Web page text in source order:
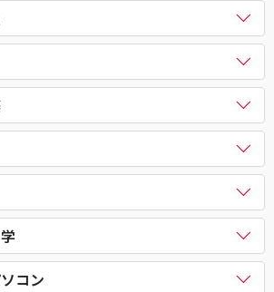
経上級）
（FASS）
会
定試験®
®
役所・国家一般職）
）
省専門職)）
・氷河期採用）
定試験®
学検定・数学検定・算数検定
ー
管理業務主任者
士
士
二種／三種）
理技士
者
プランナー）
）
コン